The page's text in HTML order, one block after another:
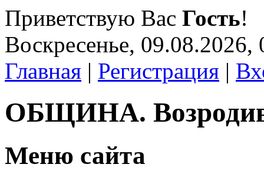
Приветствую Вас Гость!
Воскресенье, 09.08.2026,
Главная | Регистрация |
ОБЩИНА.
Меню сайта